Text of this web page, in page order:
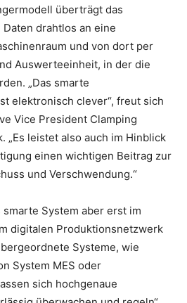
überträgt das
drahtlos an eine
und von dort per
Auswerteeinheit, in der die
„Das smarte
elektronisch clever“, freut sich
Vice President Clamping
„Es leistet also auch im Hinblick
einen wichtigen Beitrag zur
und Verschwendung.“
System aber erst im
digitalen Produktionsnetzwerk
Systeme, wie
System MES oder
sich hochgenaue